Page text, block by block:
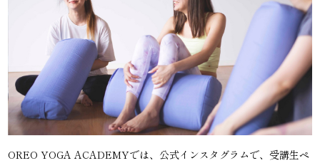
OREO YOGA ACADEMYでは、公式インスタグラムで、受講生ペ